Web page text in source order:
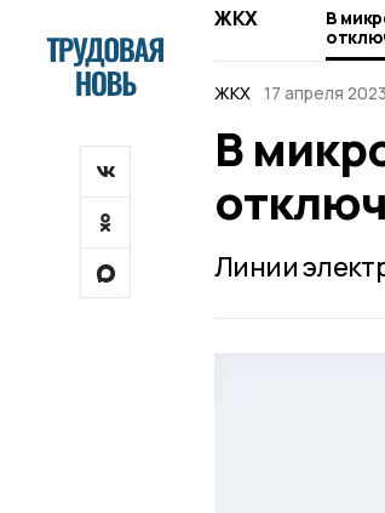
ЖКХ
В
ЖКХ 17 апреля
В
Линии